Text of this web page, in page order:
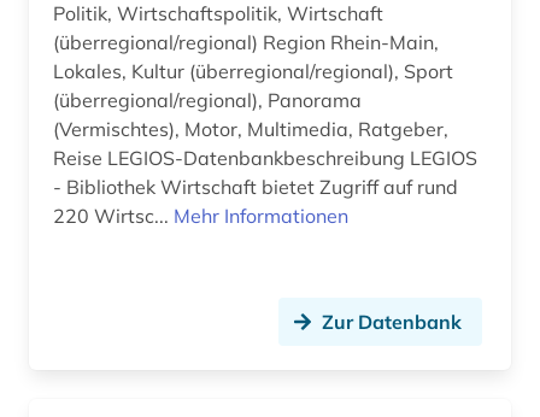
behindertenarbeit (1)
behörde (23)
behörden (2)
bekanntmachungen (1)
Politik, Wirtschaftspolitik, Wirtschaft
(überregional/regional) Region Rhein-Main,
Lokales, Kultur (überregional/regional), Sport
(überregional/regional), Panorama
(Vermischtes), Motor, Multimedia, Ratgeber,
Reise LEGIOS-Datenbankbeschreibung LEGIOS
- Bibliothek Wirtschaft bietet Zugriff auf rund
220 Wirtsc... Mehr Informationen
Zur Datenbank